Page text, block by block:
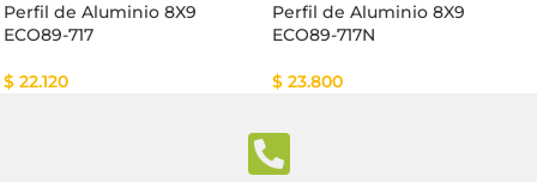
Perfil de Aluminio 8X9
ECO89-717
$ 22.120
Perfil de Aluminio 8X9
ECO89-717N
$ 23.800